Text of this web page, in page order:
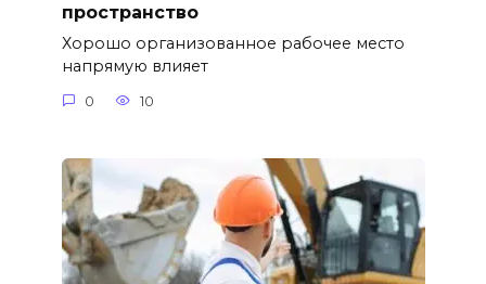
пространство
Хорошо организованное рабочее место
напрямую влияет
0 10